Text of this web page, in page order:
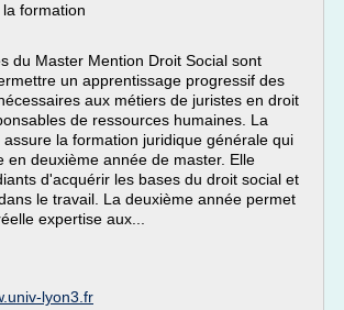
formation
du Master Mention Droit Social sont
un apprentissage progressif des
aux métiers de juristes en droit
de ressources humaines. La
la formation juridique générale qui
en deuxième année de master. Elle
d'acquérir les bases du droit social et
le travail. La deuxième année permet
expertise aux...
lyon3.fr